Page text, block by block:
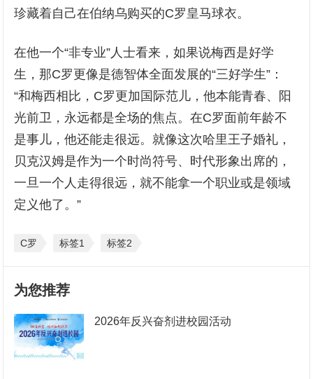
珍藏着自己在伯纳乌购买的C罗皇马球衣。
在他一个“非专业”人士看来，如果说梅西是好学
生，那C罗更像是德智体全面发展的“三好学生”：
“和梅西相比，C罗更加国际范儿，他本能青春、阳
光前卫，永远都是全场的焦点。在C罗面前年龄不
是事儿，他还能走很远。就像这次哈里王子婚礼，
贝克汉姆是作为一个时尚符号、时代形象出席的，
一旦一个人走得很远，就不能拿一个职业或是领域
定义他了。”
C罗 标签1 标签2
为您推荐
2026年反兴奋剂进校园活动